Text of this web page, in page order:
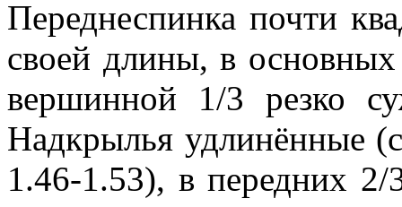
Переднеспинка почти
своей длины, в
вершинной 1/3 резко
Надкрылья удлинённые
1.46-1.53), в передних 2/